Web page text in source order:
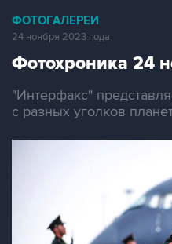
ФОТОГАЛЕРЕИ
24 ноября 2023 года
Фотохроника 24
"Интерфакс"
с разных уголков